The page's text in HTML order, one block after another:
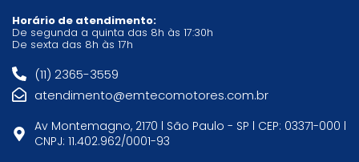
Horário de atendimento:
De segunda a quinta das 8h às 17:30h
De sexta das 8h às 17h
(11) 2365-3559
atendimento@emtecomotores.com.br
Av Montemagno, 2170 l São Paulo - SP l CEP: 03371-000 l
CNPJ: 11.402.962/0001-93